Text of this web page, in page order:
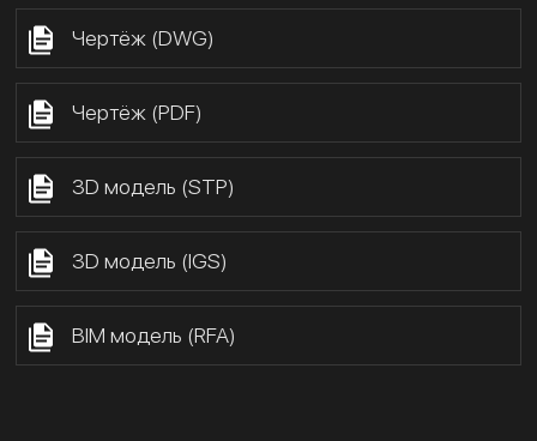
Чертёж (DWG)
Чертёж (PDF)
3D модель (STP)
3D модель (IGS)
BIM модель (RFA)